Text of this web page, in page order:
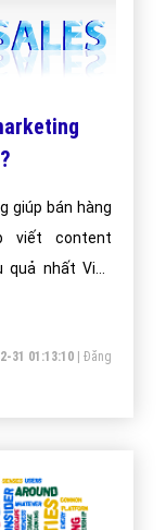
giúp bán hàng
viết content
quả nhất Việt
31 01:13:10|Đăng